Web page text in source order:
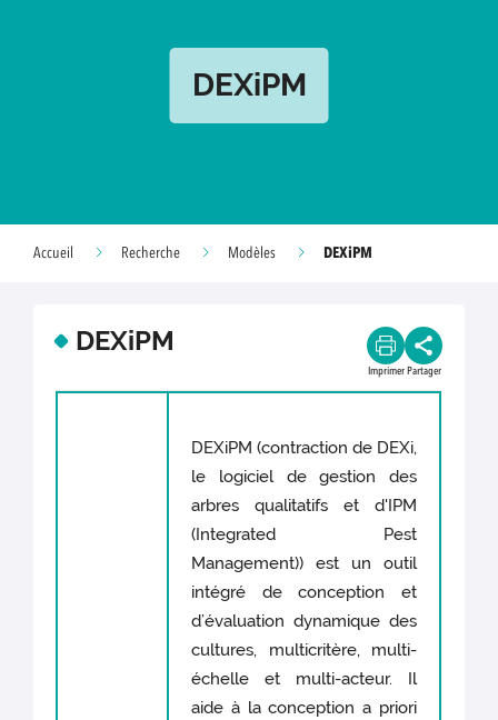
DEXiPM
Accueil Recherche Modèles DEXiPM
DEXiPM
Imprimer Partager
DEXiPM (contraction de DEXi,
le logiciel de gestion des
arbres qualitatifs et d'IPM
(Integrated Pest
Management)) est un outil
intégré de conception et
d’évaluation dynamique des
cultures, multicritère, multi-
échelle et multi-acteur. Il
aide à la conception a priori